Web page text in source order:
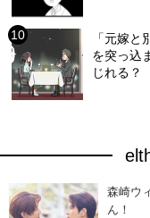
「元嫁
を突っ込
じれる？
森崎ウ
ん！